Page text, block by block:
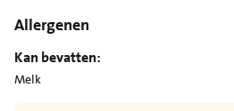
Allergenen
Kan bevatten:
Melk